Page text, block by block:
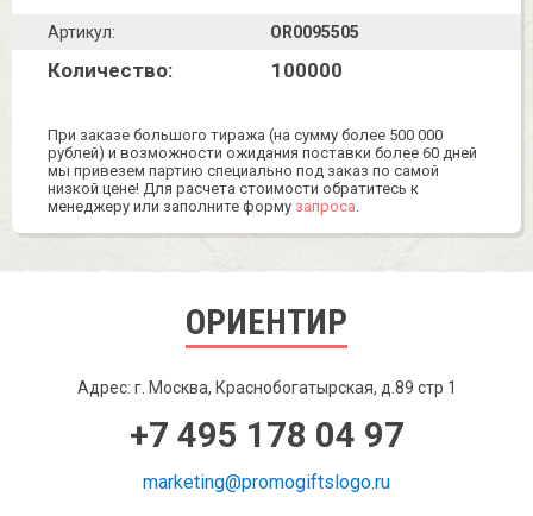
Артикул: OR0095505
Количество: 100000
При заказе большого тиража (на сумму более 500 000
рублей) и возможности ожидания поставки более 60 дней
мы привезем партию специально под заказ по самой
низкой цене! Для расчета стоимости обратитесь к
менеджеру или заполните форму запроса.
ОРИЕНТИР
Адрес: г. Москва, Краснобогатырская, д.89 стр 1
+7 495 178 04 97
marketing@promogiftslogo.ru